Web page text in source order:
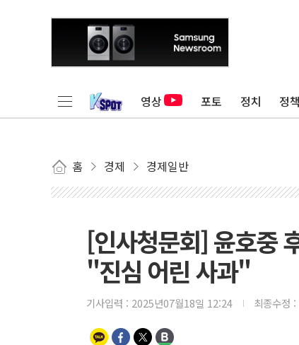
영상 포토 정치 정
홈 경제 경제일반
[인사청문회] 윤호중
"진심 어린 사과"
기사입력 : 2025년07월18일 12:24 최종수정 :